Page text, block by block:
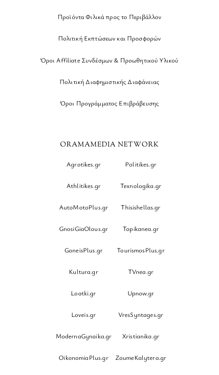
Προϊόντα Φιλικά προς το Περιβάλλον
Πολιτική Εκπτώσεων και Προσφορών
Όροι Affiliate Συνδέσμων & Προωθητικού Υλικού
Πολιτική Διαφημιστικής Διαφάνειας
Όροι Προγράμματος Επιβράβευσης
ORAMAMEDIA NETWORK
Agrotikes.gr Politikes.gr
Athlitikes.gr Texnologika.gr
AutoMotoPlus.gr Thisishellas.gr
GnosiGiaOlous.gr Topikanea.gr
GoneisPlus.gr TourismosPlus.gr
Kultura.gr TVnea.gr
Loatki.gr Upnow.gr
Loveis.gr VresSyntages.gr
ModernaGynaika.gr Xristianika.gr
OikonomiaPlus.gr ZoumeKalytera.gr